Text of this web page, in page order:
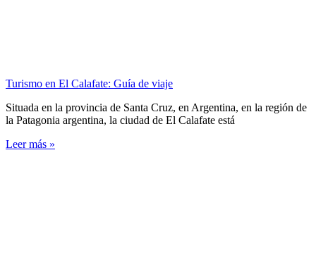
Turismo en El Calafate: Guía de viaje
Situada en la provincia de Santa Cruz, en Argentina, en la región de
la Patagonia argentina, la ciudad de El Calafate está
Leer más »